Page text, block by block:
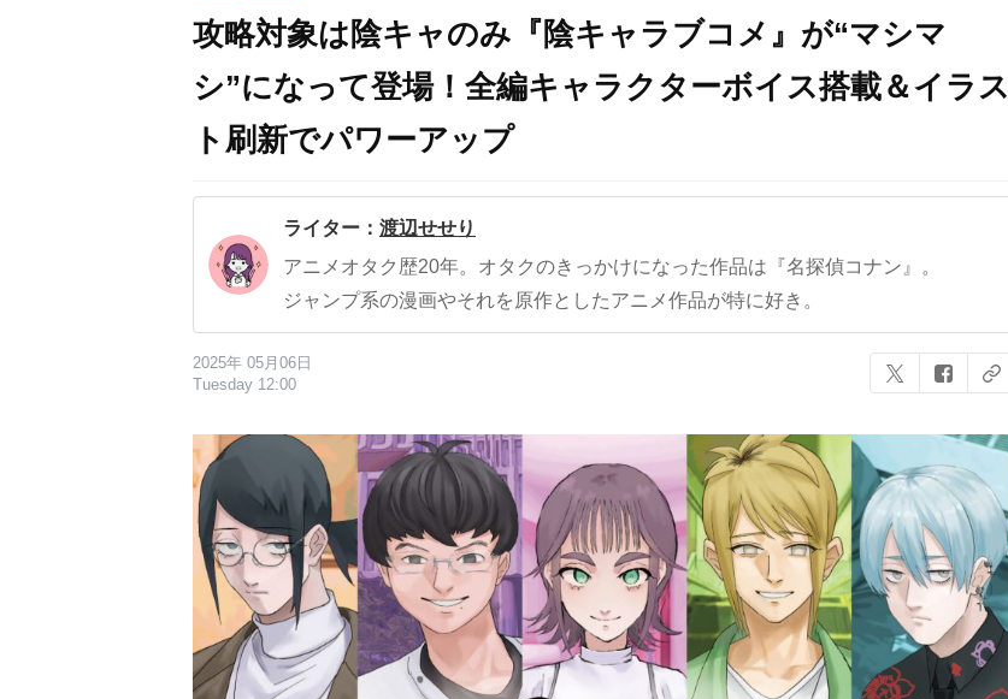
攻略対象は陰キャのみ『陰キャラブコメ』が“マシマ
シ”になって登場！全編キャラクターボイス搭載＆イラス
ト刷新でパワーアップ
ライター： 渡辺せせり
アニメオタク歴20年。オタクのきっかけになった作品は『名探偵コナン』。
ジャンプ系の漫画やそれを原作としたアニメ作品が特に好き。
2025年 05月06日
Tuesday 12:00